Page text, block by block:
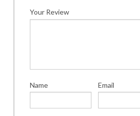
Your Review
Name Email